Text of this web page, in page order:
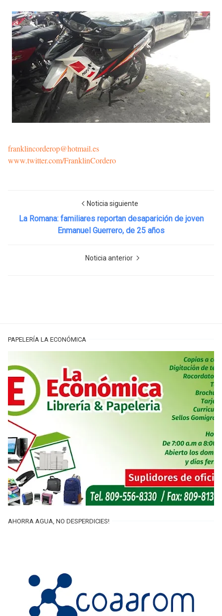
franklincorderop@hotmail.es
www.twitter.com/FranklinCordero
Noticia siguiente
La Romana: familiares reportan desaparición de joven
Enmanuel Guerrero, de 25 años
Noticia anterior
PAPELERÍA LA ECONÓMICA
AHORRA AGUA, NO DESPERDICIES!